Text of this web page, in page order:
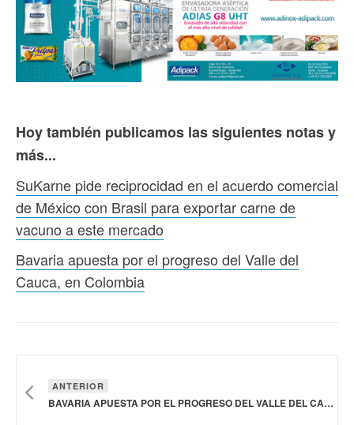
Hoy también publicamos las siguientes notas y
más...
SuKarne pide reciprocidad en el acuerdo comercial
de México con Brasil para exportar carne de
vacuno a este mercado
Bavaria apuesta por el progreso del Valle del
Cauca, en Colombia
ANTERIOR
BAVARIA APUESTA POR EL PROGRESO DEL VALLE DEL CAUCA, EN COLOMBIA